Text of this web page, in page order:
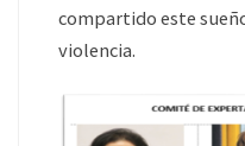
compartido este
violencia.